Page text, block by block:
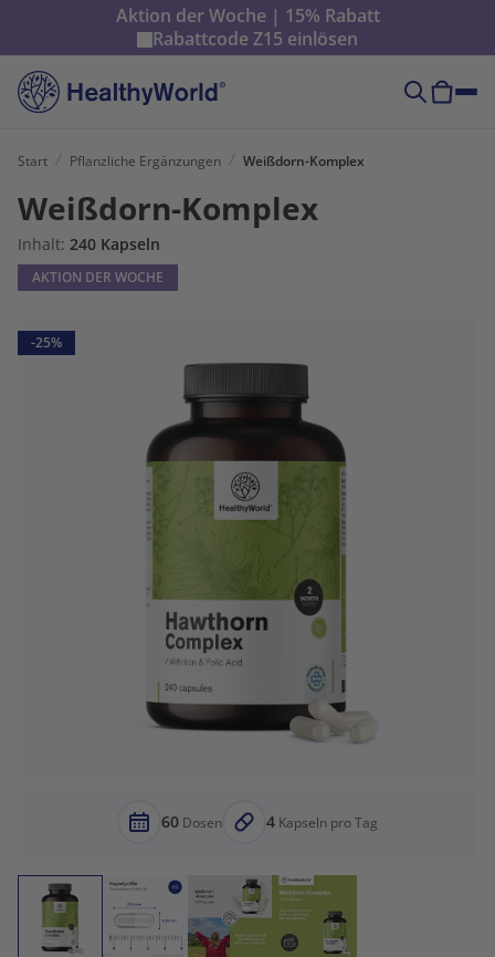
Aktion der Woche | 15% Rabatt
RabattcodeZ15 einlösen
Start Pflanzliche Ergänzungen Weißdorn-Komplex
Weißdorn-Komplex
Inhalt: 240 Kapseln
AKTION DER WOCHE
-25%
60 Dosen 4 Kapseln pro Tag